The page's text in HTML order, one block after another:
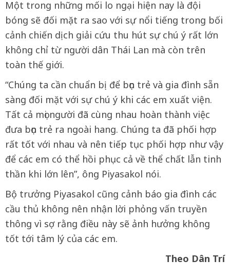
Một trong những mối lo ngại hiện nay là đội
bóng sẽ đối mặt ra sao với sự nổi tiếng trong bối
cảnh chiến dịch giải cứu thu hút sự chú ý rất lớn
không chỉ từ người dân Thái Lan mà còn trên
toàn thế giới.
“Chúng ta cần chuẩn bị để bọn trẻ và gia đình sẵn
sàng đối mặt với sự chú ý khi các em xuất viện.
Tất cả mọi người đã cùng nhau hoàn thành việc
đưa bọn trẻ ra ngoài hang. Chúng ta đã phối hợp
rất tốt với nhau và nên tiếp tục phối hợp như vậy
để các em có thể hồi phục cả về thể chất lẫn tinh
thần khi lớn lên”, ông Piyasakol nói.
Bộ trưởng Piyasakol cũng cảnh báo gia đình các
cầu thủ không nên nhận lời phỏng vấn truyền
thông vì sợ rằng điều này sẽ ảnh hưởng không
tốt tới tâm lý của các em.
Theo Dân Trí